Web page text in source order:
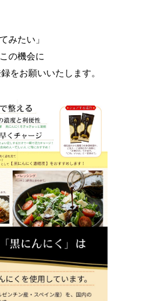
みたい」
の機会に
をお願いいたします。